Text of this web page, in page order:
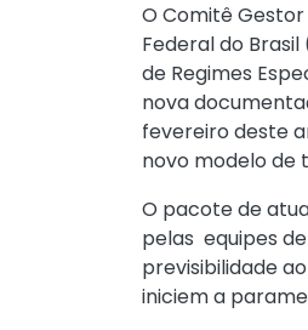
O Comitê
Federal do
de Regimes
nova
fevereiro deste
novo modelo de
O pacote de
pelas equipes
previsibilidade
iniciem a